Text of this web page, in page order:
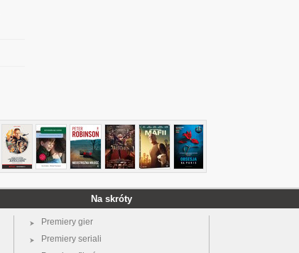
Na skróty
Premiery gier
Premiery seriali